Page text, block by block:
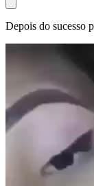
Depois do sucesso